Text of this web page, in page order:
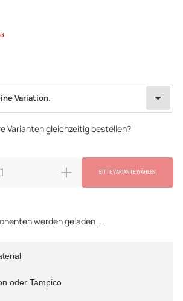
Variation.
Varianten gleichzeitig bestellen?
BITTE VARIANTE WÄHLEN
werden geladen ...
oder Tampico